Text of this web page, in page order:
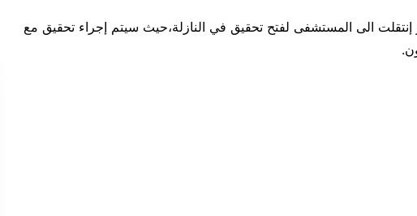
إنتقلت الى المستشفى لفتح تحقيق في النازلة،حيث سيتم إجراء تحقيق مع